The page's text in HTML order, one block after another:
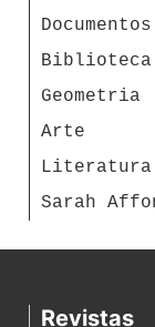
Documentos
Biblioteca
Geometria
Arte
Literatura
Sarah
Revistas